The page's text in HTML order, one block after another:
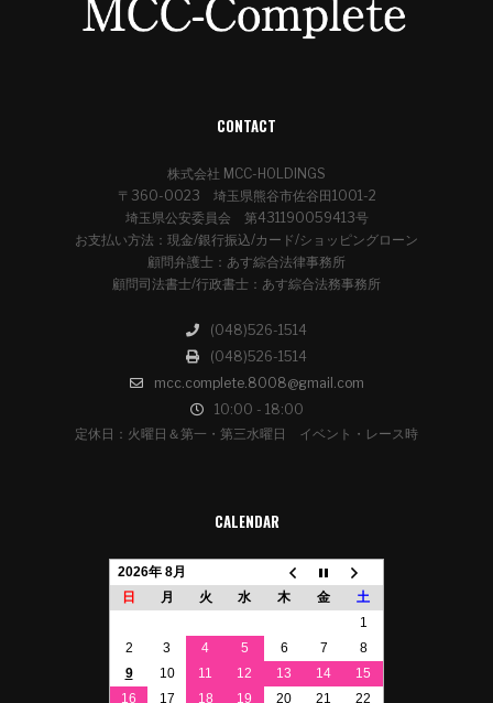
CONTACT
株式会社 MCC-HOLDINGS
〒360-0023 埼玉県熊谷市佐谷田1001-2
埼玉県公安委員会 第431190059413号
お支払い方法：現金/銀行振込/カード/ショッピングローン
顧問弁護士：あす綜合法律事務所
顧問司法書士/行政書士：あす綜合法務事務所
(048)526-1514
(048)526-1514
mcc.complete.8008@gmail.com
10:00 - 18:00
定休日：火曜日＆第一・第三水曜日 イベント・レース時
CALENDAR
2026年 8月
日
月 火 水 木 金
土
1
2
3 4 5 6 7
8
9
10 11 12 13 14
15
16
17 18 19 20 21 22